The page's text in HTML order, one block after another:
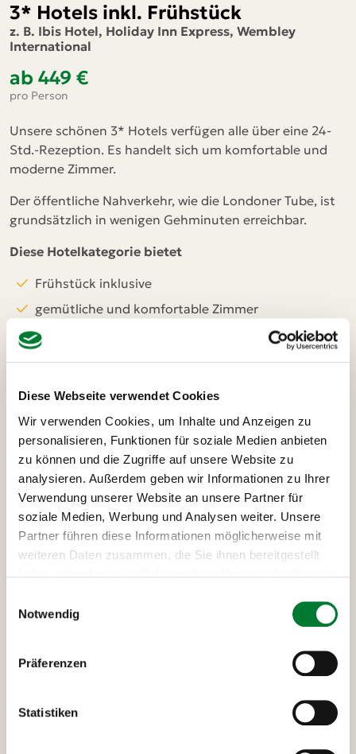
Diese Webseite verwendet Cookies
Wir verwenden Cookies, um Inhalte und Anzeigen zu
personalisieren, Funktionen für soziale Medien anbieten
zu können und die Zugriffe auf unsere Website zu
analysieren. Außerdem geben wir Informationen zu Ihrer
Verwendung unserer Website an unsere Partner für
soziale Medien, Werbung und Analysen weiter. Unsere
Partner führen diese Informationen möglicherweise mit
weiteren Daten zusammen, die Sie ihnen bereitgestellt
Notwendig
Präferenzen
Statistiken
3* Hotels inkl. Frühstück
z. B. Ibis Hotel, Holiday Inn Express, Wembley
International
ab 449 €
pro Person
Unsere schönen 3* Hotels verfügen alle über eine 24-
Std.-Rezeption. Es handelt sich um komfortable und
moderne Zimmer.
Der öffentliche Nahverkehr, wie die Londoner Tube, ist
grundsätzlich in wenigen Gehminuten erreichbar.
Diese Hotelkategorie bietet
Frühstück inklusive
gemütliche und komfortable Zimmer
eigenes Badezimmer
24-Std.-Rezeption
* das Mitbringen eines Adapters EU/UK wird
begrenztes Kontingent an Adaptern (ggf. Gebühr).